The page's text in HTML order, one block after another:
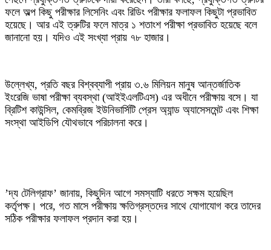
ফলে অল্প কিছু পরীক্ষার লিসেনিং এবং রিডিং পরীক্ষার ফলাফল কিছুটা প্রভাবিত
হয়েছে। আর এই ত্রুটির ফলে মাত্র ১ শতাংশ পরীক্ষা প্রভাবিত হয়েছে বলে
জানানো হয়। যদিও এই সংখ্যা প্রায় ৭৮ হাজার।
‎উল্লেখ্য, প্রতি বছর বিশ্বব্যাপী প্রায় ৩.৬ মিলিয়ন মানুষ আন্তর্জাতিক
ইংরেজি ভাষা পরীক্ষা ব্যবস্থা (আইইএলটিএস) এর অধীনে পরীক্ষায় বসে। যা
ব্রিটিশ কাউন্সিল, কেমব্রিজ ইউনিভার্সিটি প্রেস অ্যান্ড অ্যাসেসমেন্ট এবং শিক্ষা
সংস্থা আইডিপি যৌথভাবে পরিচালনা করে।
‎’দ্য টেলিগ্রাফ’ জানায়, কিছুদিন আগে সমস্যাটি ধরতে সক্ষম হয়েছিল
কর্তৃপক্ষ। পরে, গত মাসে পরীক্ষায় ক্ষতিগ্রস্তদের সাথে যোগাযোগ করে তাদের
সঠিক পরীক্ষার ফলাফল প্রদান করা হয়।